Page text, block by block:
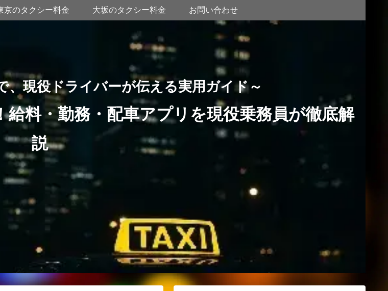
、現役ドライバーが伝える実用ガイド～
料・勤務・配車アプリを現役乗務員が徹底解
説
京のタクシー料金 大坂のタクシー料金 お問い合わせ